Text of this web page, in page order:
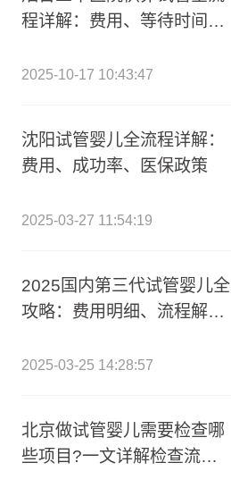
程详解：费用、等待时间及
2025-10-17 10:43:47
沈阳试管婴儿全流程详解：
费用、成功率、医保政策
2025-03-27 11:54:19
2025国内第三代试管婴儿全
攻略：费用明细、流程解析
2025-03-25 14:28:57
北京做试管婴儿需要检查哪
些项目?一文详解检查流程